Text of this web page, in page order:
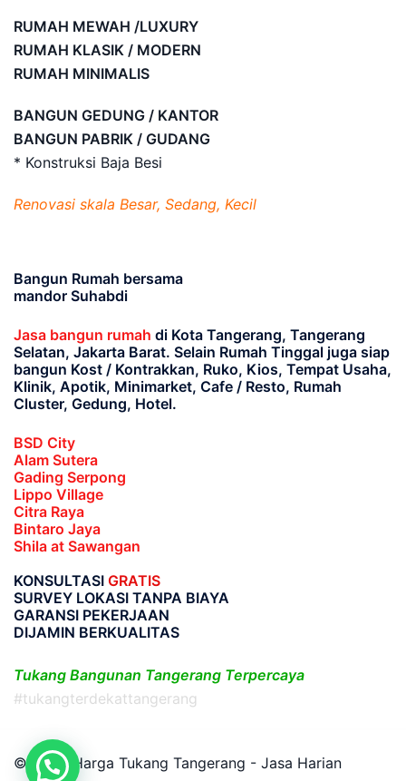
RUMAH MEWAH /LUXURY
RUMAH KLASIK / MODERN
RUMAH MINIMALIS
BANGUN GEDUNG / KANTOR
BANGUN PABRIK / GUDANG
* Konstruksi Baja Besi
Renovasi skala Besar, Sedang, Kecil
Bangun Rumah bersama
mandor Suhabdi
Jasa bangun rumah di Kota Tangerang, Tangerang
Selatan, Jakarta Barat. Selain Rumah Tinggal juga siap
bangun Kost / Kontrakkan, Ruko, Kios, Tempat Usaha,
Klinik, Apotik, Minimarket, Cafe / Resto, Rumah
Cluster, Gedung, Hotel.
BSD City
Alam Sutera
Gading Serpong
Lippo Village
Citra Raya
Bintaro Jaya
Shila at Sawangan
KONSULTASI GRATIS
SURVEY LOKASI TANPA BIAYA
GARANSI PEKERJAAN
DIJAMIN BERKUALITAS
Tukang Bangunan Tangerang Terpercaya
#tukangterdekattangerang
© 2026 Harga Tukang Tangerang - Jasa Harian